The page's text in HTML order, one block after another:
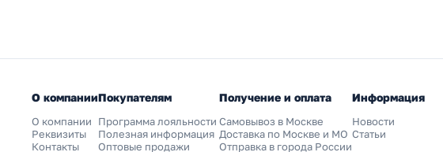
О компании
О компании
Реквизиты
Контакты
Покупателям
Программа лояльности
Полезная информация
Оптовые продажи
Получение и оплата
Самовывоз в Москве
Доставка по Москве и МО
Отправка в города России
Информация
Новости
Статьи